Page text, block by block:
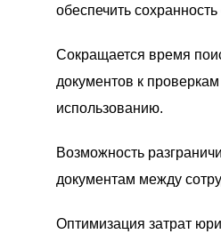
обеспечить
Сокращается время
документов к
использованию.
Возможность
документам между
Оптимизация затрат